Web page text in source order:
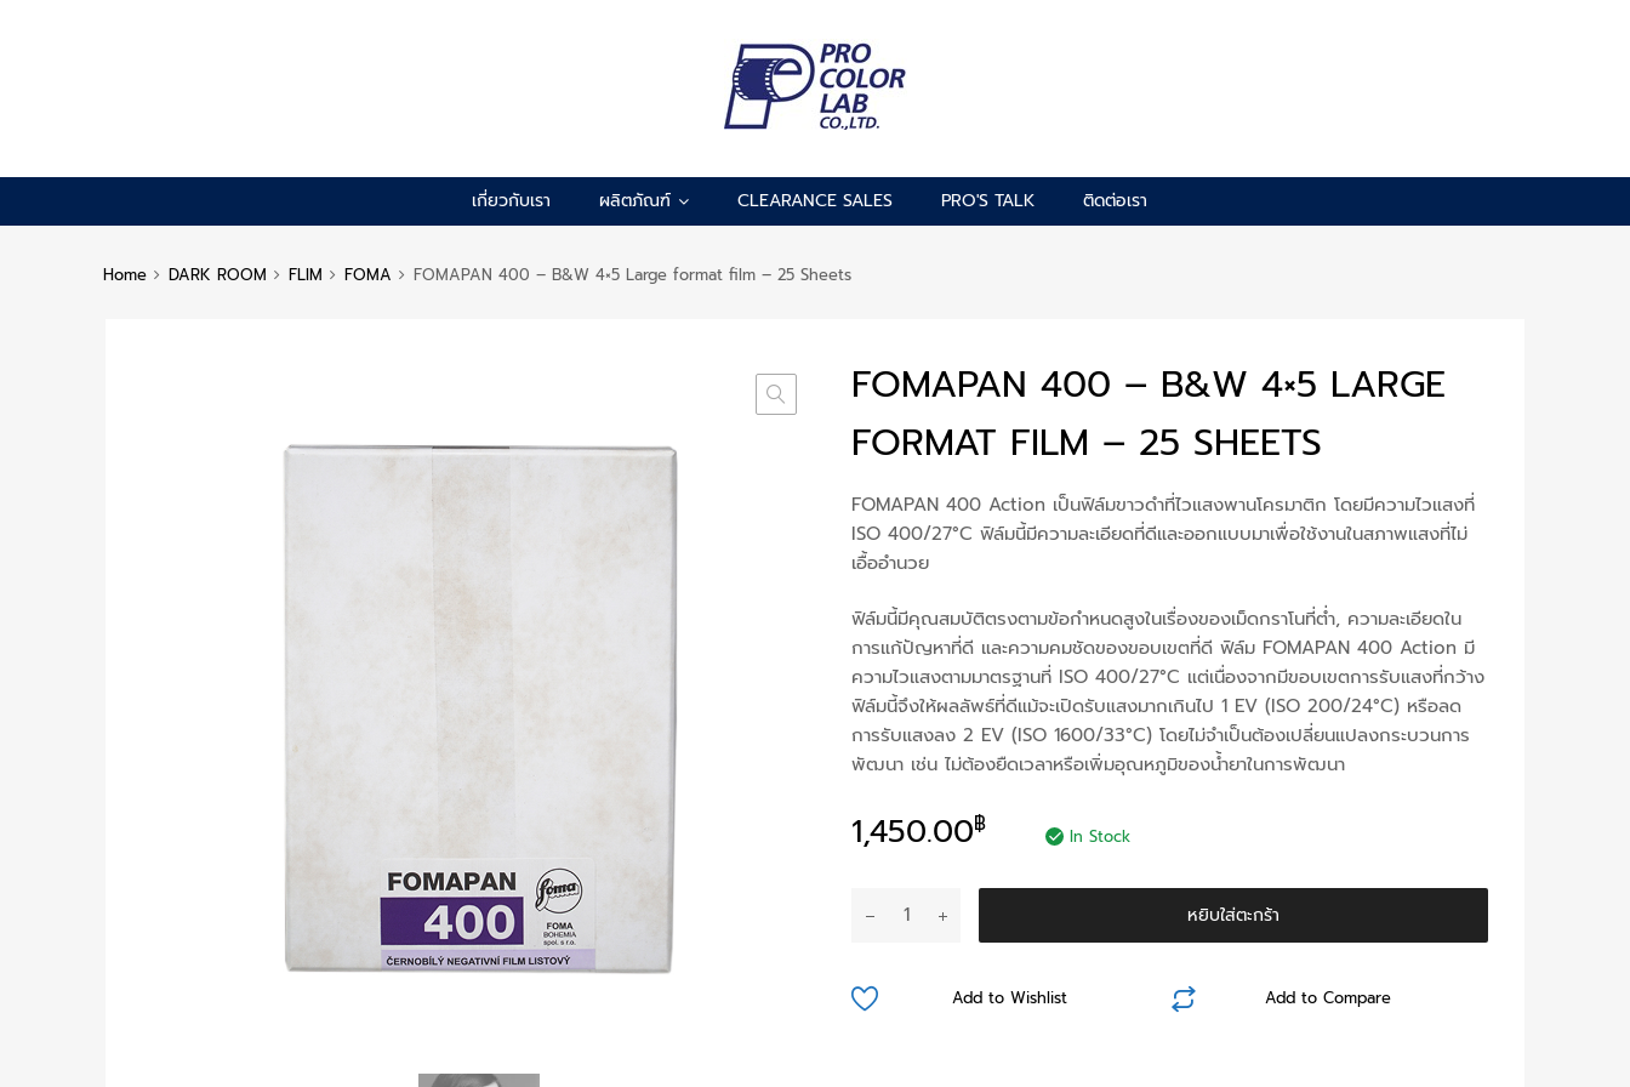
to
เกี่ยวกับเรา ผลิตภัณฑ์ CLEARANCE SALES PRO'S TALK ติดต่อเรา
Home DARK ROOM FLIM FOMA FOMAPAN 400 – B&W 4×5 Large format film – 25 Sheets
FOMAPAN 400 – B&W 4×5 LARGE
FORMAT FILM – 25 SHEETS
FOMAPAN 400 Action เป็นฟิล์มขาวดำที่ไวแสงพานโครมาติก โดยมีความไวแสงที่
ISO 400/27°C ฟิล์มนี้มีความละเอียดที่ดีและออกแบบมาเพื่อใช้งานในสภาพแสงที่ไม่
เอื้ออำนวย
ฟิล์มนี้มีคุณสมบัติตรงตามข้อกำหนดสูงในเรื่องของเม็ดกราโนที่ต่ำ, ความละเอียดใน
การแก้ปัญหาที่ดี และความคมชัดของขอบเขตที่ดี ฟิล์ม FOMAPAN 400 Action มี
ความไวแสงตามมาตรฐานที่ ISO 400/27°C แต่เนื่องจากมีขอบเขตการรับแสงที่กว้าง
ฟิล์มนี้จึงให้ผลลัพธ์ที่ดีแม้จะเปิดรับแสงมากเกินไป 1 EV (ISO 200/24°C) หรือลด
การรับแสงลง 2 EV (ISO 1600/33°C) โดยไม่จำเป็นต้องเปลี่ยนแปลงกระบวนการ
พัฒนา เช่น ไม่ต้องยืดเวลาหรือเพิ่มอุณหภูมิของน้ำยาในการพัฒนา
1,450.00฿ In Stock
จำนวน
หยิบใส่ตะกร้า
Add to Compare
Add to Wishlist